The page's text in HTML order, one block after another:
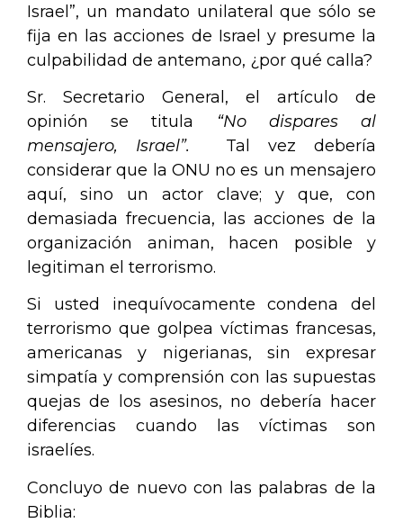
Israel”, un mandato unilateral que sólo se
fija en las acciones de Israel y presume la
culpabilidad de antemano, ¿por qué calla?
Sr. Secretario General, el artículo de
opinión se titula
“No disparesal
mensajero, Israel”.
Tal vez debería
considerar que la ONU no es un mensajero
aquí, sino un actor clave; y que, con
demasiada frecuencia, las acciones de la
organización animan, hacen posible y
legitiman el terrorismo.
Si usted inequívocamente condena del
terrorismo que golpea víctimas francesas,
americanas y nigerianas, sin expresar
simpatía y comprensión con las supuestas
quejas de los asesinos, no debería hacer
diferencias cuando las víctimas son
israelíes.
Concluyo de nuevo con las palabras de la
Biblia: